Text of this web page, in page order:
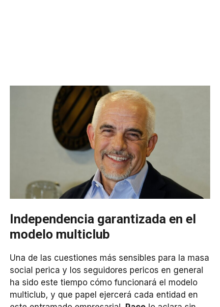
Independencia garantizada en el
modelo multiclub
Una de las cuestiones más sensibles para la masa
social perica y los seguidores pericos en general
ha sido este tiempo cómo funcionará el modelo
multiclub, y que papel ejercerá cada entidad en